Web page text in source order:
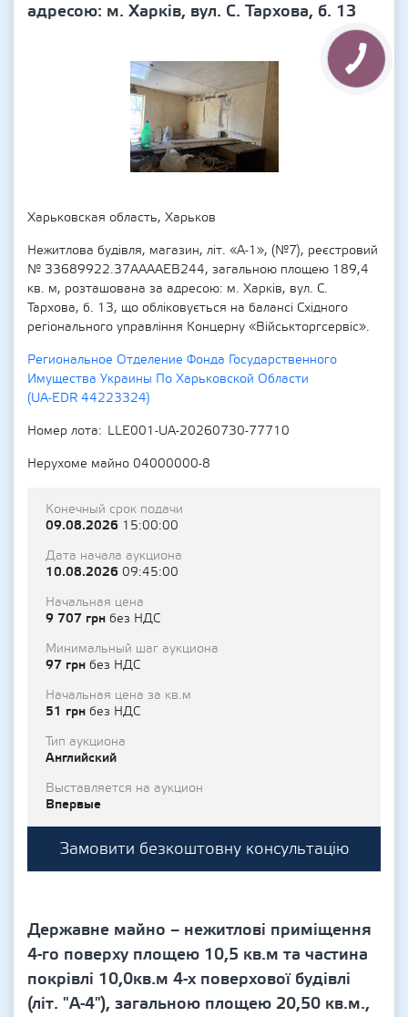
адресою: м. Харків, вул. С. Тархова, б. 13
Харьковская область, Харьков
Нежитлова будівля, магазин, літ. «А-1», (№7), реєстровий
№ 33689922.37ААААЕВ244, загальною площею 189,4
кв. м, розташована за адресою: м. Харків, вул. С.
Тархова, б. 13, що обліковується на балансі Східного
регіонального управління Концерну «Військторгсервіс».
Региональное Отделение Фонда Государственного
Имущества Украины По Харьковской Области
(UA-EDR 44223324)
Номер лота
LLE001-UA-20260730-77710
Нерухоме майно 04000000-8
Конечный срок подачи
09.08.2026 15:00:00
Дата начала аукциона
10.08.2026 09:45:00
Начальная цена
9 707 грн без НДС
Минимальный шаг аукциона
97 грн без НДС
Начальная цена за кв.м
51 грн без НДС
Тип аукциона
Английский
Выставляется на аукцион
Впервые
Замовити безкоштовну консультацію
Державне майно – нежитлові приміщення
4-го поверху площею 10,5 кв.м та частина
покрівлі 10,0кв.м 4-х поверхової будівлі
(літ. "А-4"), загальною площею 20,50 кв.м.,